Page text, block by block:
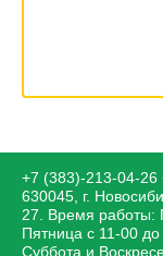
+7 (383)-213-04-26
630045, г.
27. Время работы:
Пятница с 11-00
Суббота и